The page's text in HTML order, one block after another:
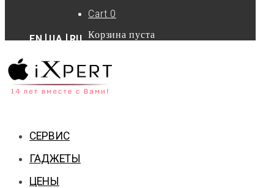
EN UA RU
Cart 0
Корзина пуста
СЕРВИС
ГАДЖЕТЫ
ЦЕНЫ